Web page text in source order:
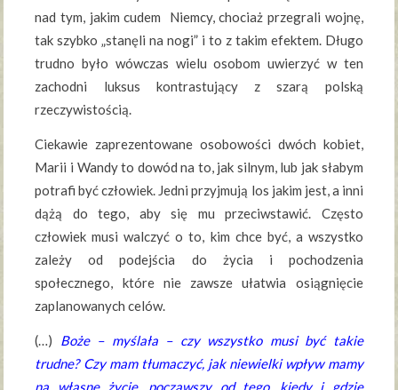
nad tym, jakim cudem Niemcy, chociaż przegrali wojnę,
tak szybko „stanęli na nogi” i to z takim efektem. Długo
trudno było wówczas wielu osobom uwierzyć w ten
zachodni luksus kontrastujący z szarą polską
rzeczywistością.
Ciekawie zaprezentowane osobowości dwóch kobiet,
Marii i Wandy to dowód na to, jak silnym, lub jak słabym
potrafi być człowiek. Jedni przyjmują los jakim jest, a inni
dążą do tego, aby się mu przeciwstawić. Często
człowiek musi walczyć o to, kim chce być, a wszystko
zależy od podejścia do życia i pochodzenia
społecznego, które nie zawsze ułatwia osiągnięcie
zaplanowanych celów.
(…) Boże – myślała – czy wszystko musi być takie
trudne? Czy mam tłumaczyć, jak niewielki wpływ mamy
na własne życie, począwszy od tego, kiedy i gdzie